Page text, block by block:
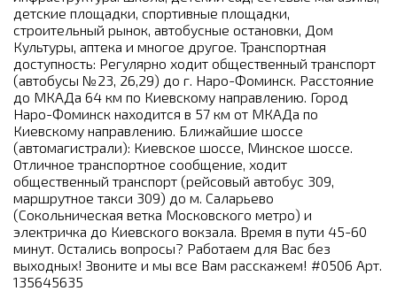
детские площадки, спортивные площадки,
строительный рынок, автобусные остановки, Дом
Культуры, аптека и многое другое. Транспортная
доступность: Регулярно ходит общественный транспорт
(автобусы №23, 26,29) до г. Наро-Фоминск. Расстояние
до МКАДа 64 км по Киевскому направлению. Город
Наро-Фоминск находится в 57 км от МКАДа по
Киевскому направлению. Ближайшие шоссе
(автомагистрали): Киевское шоссе, Минское шоссе.
Отличное транспортное сообщение, ходит
общественный транспорт (рейсовый автобус 309,
маршрутное такси 309) до м. Саларьево
(Сокольническая ветка Московского метро) и
электричка до Киевского вокзала. Время в пути 45-60
минут. Остались вопросы? Работаем для Вас без
выходных! Звоните и мы все Вам расскажем! #0506 Арт.
135645635